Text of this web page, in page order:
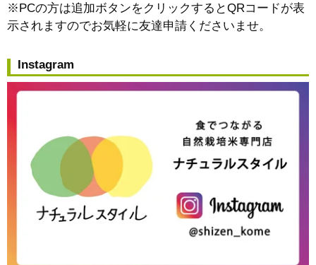
※PCの方は追加ボタンをクリックするとQRコードが表
示されますのでお気軽に友達申請くださいませ。
Instagram